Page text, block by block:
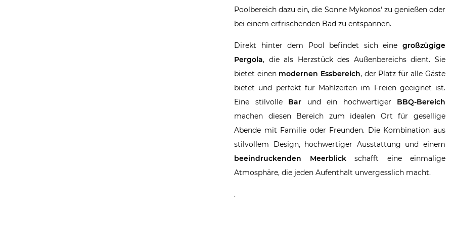
Poolbereich dazu ein, die Sonne Mykonos‘ zu genießen oder
bei einem erfrischenden Bad zu entspannen.
Direkt hinter dem Pool befindet sich eine großzügige
Pergola, die als Herzstück des Außenbereichs dient. Sie
bietet einen modernen Essbereich, der Platz für alle Gäste
bietet und perfekt für Mahlzeiten im Freien geeignet ist.
Eine stilvolle Bar und ein hochwertiger BBQ-Bereich
machen diesen Bereich zum idealen Ort für gesellige
Abende mit Familie oder Freunden. Die Kombination aus
stilvollem Design, hochwertiger Ausstattung und einem
beeindruckenden Meerblickschafft eine einmalige
Atmosphäre, die jeden Aufenthalt unvergesslich macht.
.